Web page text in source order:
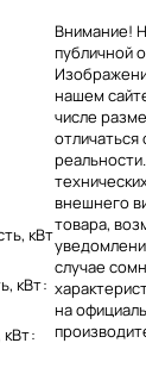
кВт
кВт:
:
Внимание!
публичной
нашем
числе
отличаться
внешнего
товара,
случае
на